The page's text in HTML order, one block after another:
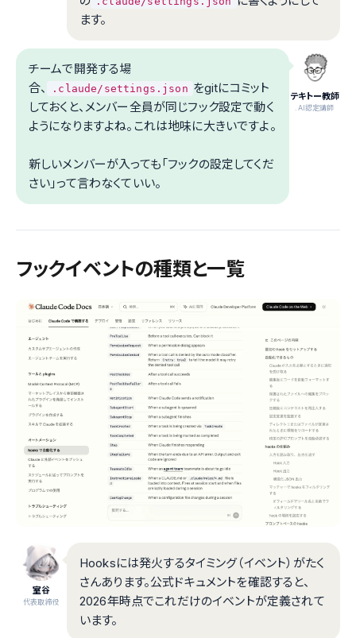
ます。
テキトー教師
.AI認定講師
チームで開発する場
合、
.claude/settings.json をgitにコミット
しておくと、メンバー全員が同じフック設定で動く
ようになりますよね。これは地味に大きいですよ。
新しいメンバーが入っても「フックの設定してくだ
さい」って言わなくていい。
フックイベントの種類と一覧
室谷
代表取締役
Hooksには発火するタイミング（イベント）がたく
さんあります。公式ドキュメントを確認すると、
2026年時点でこれだけのイベントが定義されて
います。